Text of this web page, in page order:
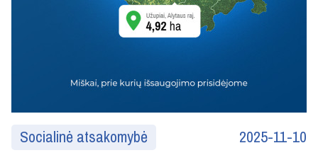
Socialinė atsakomybė 2025-11-10